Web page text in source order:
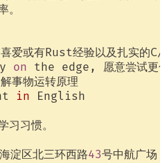
。
on
in
习习惯。
区北三环西路43